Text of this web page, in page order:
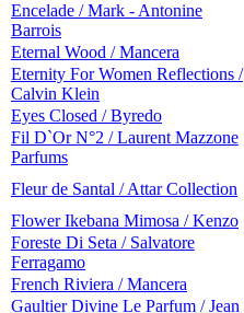
Encelade / Mark - Antonine
Barrois
Eternal Wood / Mancera
Eternity For Women Reflections /
Calvin Klein
Eyes Closed / Byredo
Fil D`Or N°2 / Laurent Mazzone
Parfums
Fleur de Santal / Attar Collection
Flower Ikebana Mimosa / Kenzo
Foreste Di Seta / Salvatore
Ferragamo
French Riviera / Mancera
Gaultier Divine Le Parfum / Jean